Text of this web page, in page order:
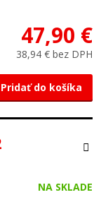
47,90 €
38,94 € bez DPH
Pridať do košíka
NA SKLADE